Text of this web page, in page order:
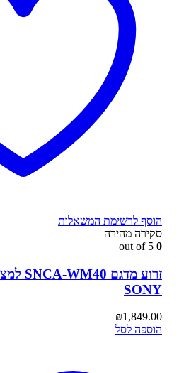
הוסף לרשימת המשאלות
סקירה מהירה
0
SONY
₪1,849.00
הוספה לסל